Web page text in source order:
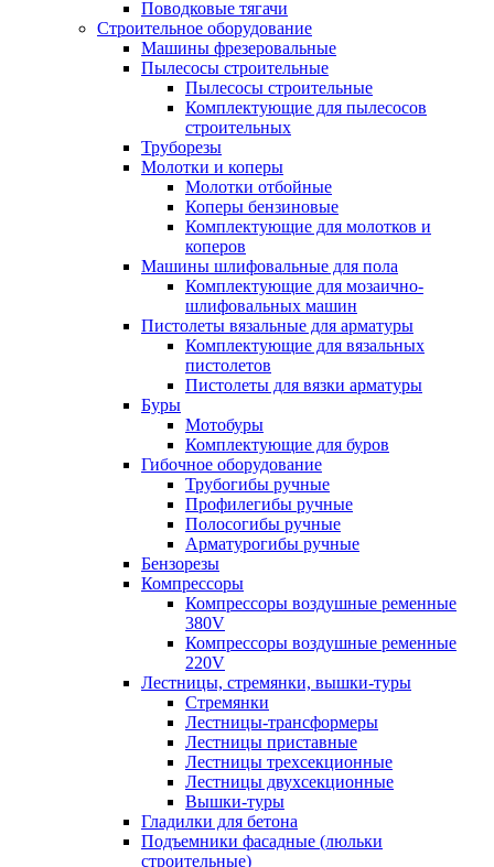
Поводковые тягачи
Строительное оборудование
Машины фрезеровальные
Пылесосы строительные
Пылесосы строительные
Комплектующие для пылесосов
строительных
Труборезы
Молотки и коперы
Молотки отбойные
Коперы бензиновые
Комплектующие для молотков и
коперов
Машины шлифовальные для пола
Комплектующие для мозаично-
шлифовальных машин
Пистолеты вязальные для арматуры
Комплектующие для вязальных
пистолетов
Пистолеты для вязки арматуры
Буры
Мотобуры
Комплектующие для буров
Гибочное оборудование
Трубогибы ручные
Профилегибы ручные
Полосогибы ручные
Арматурогибы ручные
Бензорезы
Компрессоры
Компрессоры воздушные ременные
380V
Компрессоры воздушные ременные
220V
Лестницы, стремянки, вышки-туры
Стремянки
Лестницы-трансформеры
Лестницы приставные
Лестницы трехсекционные
Лестницы двухсекционные
Вышки-туры
Гладилки для бетона
Подъемники фасадные (люльки
строительные)